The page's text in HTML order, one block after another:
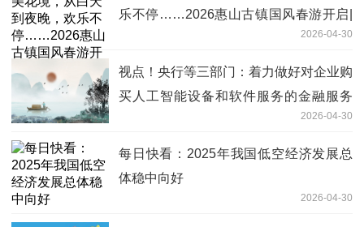
乐不停……2026惠山古镇国风春游开启|
2026-04-30
视点！央行等三部门：着力做好对企业购
买人工智能设备和软件服务的金融服务
2026-04-30
每日快看：2025年我国低空经济发展总
体稳中向好
2026-04-30